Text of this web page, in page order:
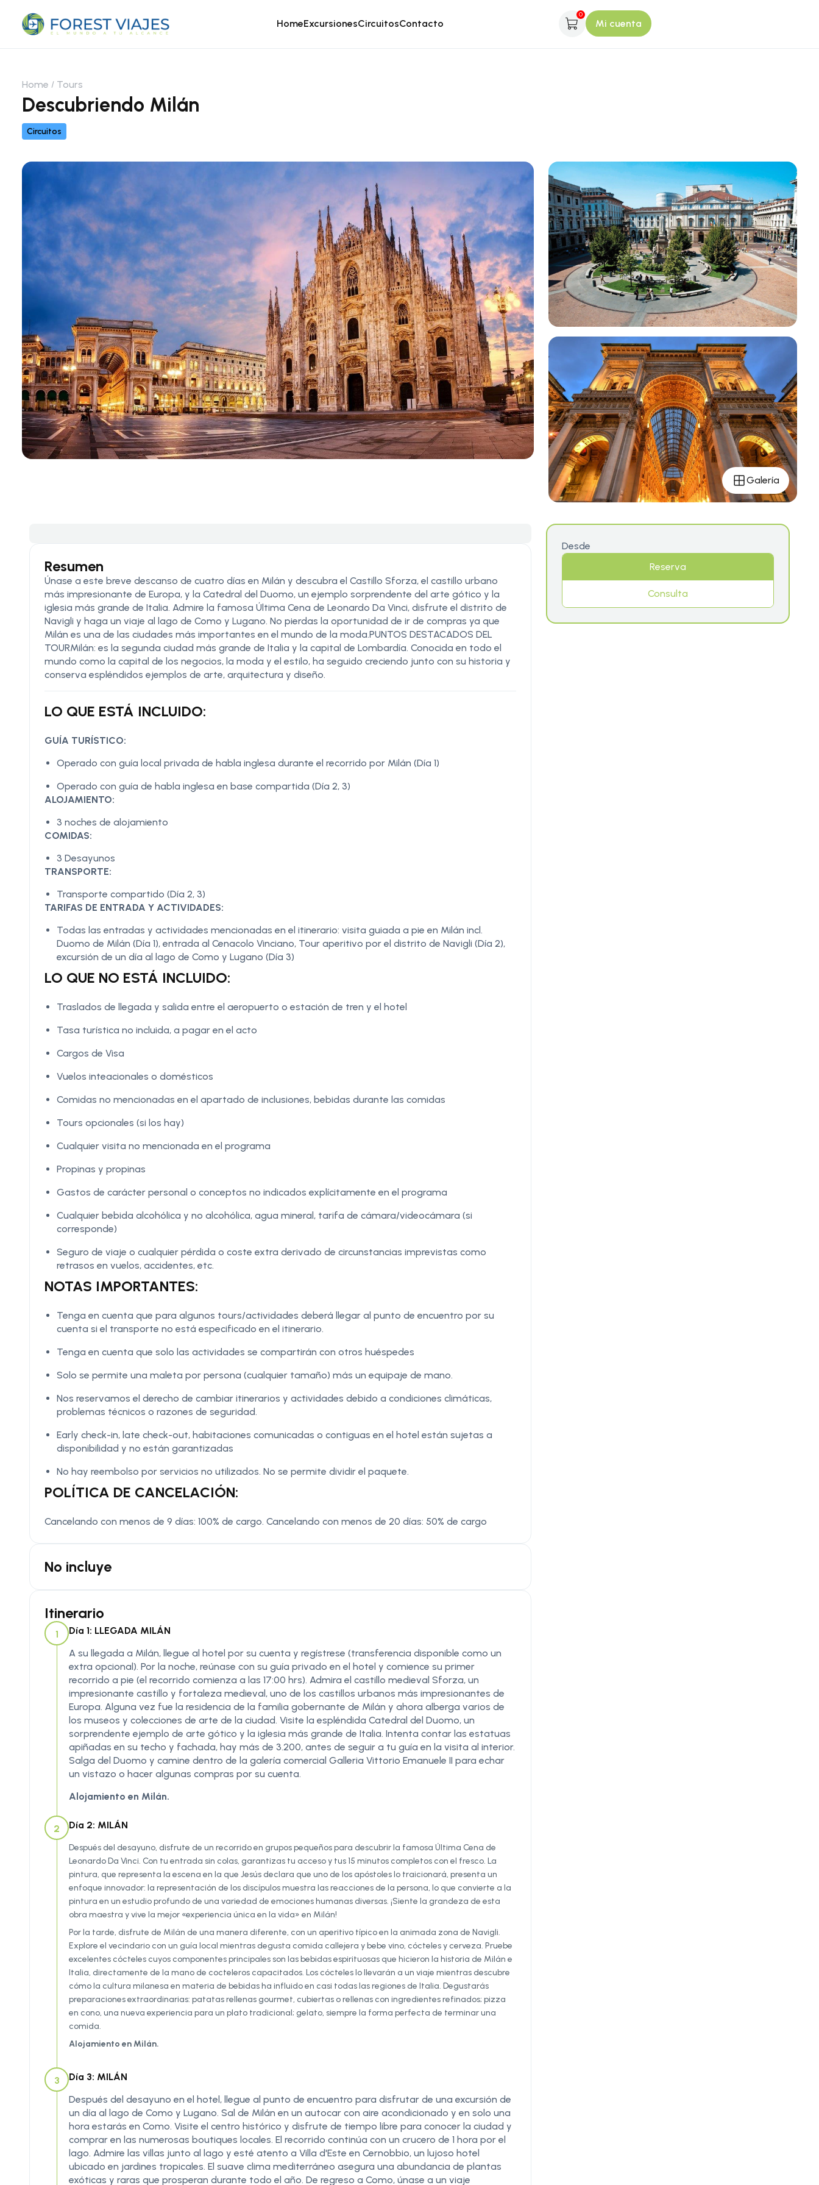
HomeExcursionesCircuitosContacto
0
Mi cuenta
Home Tours
Descubriendo Milán
Circuitos
Galería
Resumen
Únase a este breve descanso de cuatro días en Milán y descubra el Castillo Sforza, el castillo urbano
más impresionante de Europa, y la Catedral del Duomo, un ejemplo sorprendente del arte gótico y la
iglesia más grande de Italia. Admire la famosa Última Cena de Leonardo Da Vinci, disfrute el distrito de
Navigli y haga un viaje al lago de Como y Lugano. No pierdas la oportunidad de ir de compras ya que
Milán es una de las ciudades más importantes en el mundo de la moda.PUNTOS DESTACADOS DEL
TOURMilán: es la segunda ciudad más grande de Italia y la capital de Lombardía. Conocida en todo el
mundo como la capital de los negocios, la moda y el estilo, ha seguido creciendo junto con su historia y
conserva espléndidos ejemplos de arte, arquitectura y diseño.
LO QUE ESTÁ INCLUIDO:
GUÍA TURÍSTICO:
Operado con guía local privada de habla inglesa durante el recorrido por Milán (Día 1)
Operado con guía de habla inglesa en base compartida (Día 2, 3)
ALOJAMIENTO:
3 noches de alojamiento
COMIDAS:
3 Desayunos
TRANSPORTE:
Transporte compartido (Día 2, 3)
TARIFAS DE ENTRADA Y ACTIVIDADES:
Todas las entradas y actividades mencionadas en el itinerario: visita guiada a pie en Milán incl.
Duomo de Milán (Día 1), entrada al Cenacolo Vinciano, Tour aperitivo por el distrito de Navigli (Día 2),
excursión de un día al lago de Como y Lugano (Día 3)
LO QUE NO ESTÁ INCLUIDO:
Traslados de llegada y salida entre el aeropuerto o estación de tren y el hotel
Tasa turística no incluida, a pagar en el acto
Cargos de Visa
Vuelos inteacionales o domésticos
Comidas no mencionadas en el apartado de inclusiones, bebidas durante las comidas
Tours opcionales (si los hay)
Cualquier visita no mencionada en el programa
Propinas y propinas
Gastos de carácter personal o conceptos no indicados explícitamente en el programa
Cualquier bebida alcohólica y no alcohólica, agua mineral, tarifa de cámara/videocámara (si
corresponde)
Seguro de viaje o cualquier pérdida o coste extra derivado de circunstancias imprevistas como
retrasos en vuelos, accidentes, etc.
NOTAS IMPORTANTES:
Tenga en cuenta que para algunos tours/actividades deberá llegar al punto de encuentro por su
cuenta si el transporte no está especificado en el itinerario.
Tenga en cuenta que solo las actividades se compartirán con otros huéspedes
Solo se permite una maleta por persona (cualquier tamaño) más un equipaje de mano.
Nos reservamos el derecho de cambiar itinerarios y actividades debido a condiciones climáticas,
problemas técnicos o razones de seguridad.
Early check-in, late check-out, habitaciones comunicadas o contiguas en el hotel están sujetas a
disponibilidad y no están garantizadas
No hay reembolso por servicios no utilizados. No se permite dividir el paquete.
POLÍTICA DE CANCELACIÓN:
Cancelando con menos de 9 días: 100% de cargo. Cancelando con menos de 20 días: 50% de cargo
No incluye
Itinerario
1
Día 1: LLEGADA MILÁN
A su llegada a Milán, llegue al hotel por su cuenta y regístrese (transferencia disponible como un
extra opcional). Por la noche, reúnase con su guía privado en el hotel y comience su primer
recorrido a pie (el recorrido comienza a las 17:00 hrs). Admira el castillo medieval Sforza, un
impresionante castillo y fortaleza medieval, uno de los castillos urbanos más impresionantes de
Europa. Alguna vez fue la residencia de la familia gobernante de Milán y ahora alberga varios de
los museos y colecciones de arte de la ciudad. Visite la espléndida Catedral del Duomo, un
sorprendente ejemplo de arte gótico y la iglesia más grande de Italia. Intenta contar las estatuas
apiñadas en su techo y fachada, hay más de 3.200, antes de seguir a tu guía en la visita al interior.
Salga del Duomo y camine dentro de la galería comercial Galleria Vittorio Emanuele II para echar
un vistazo o hacer algunas compras por su cuenta.
Alojamiento en Milán.
2 Día 2: MILÁN
Después del desayuno, disfrute de un recorrido en grupos pequeños para descubrir la famosa Última Cena de
Leonardo Da Vinci. Con tu entrada sin colas, garantizas tu acceso y tus 15 minutos completos con el fresco. La
pintura, que representa la escena en la que Jesús declara que uno de los apóstoles lo traicionará, presenta un
enfoque innovador: la representación de los discípulos muestra las reacciones de la persona, lo que convierte a la
pintura en un estudio profundo de una variedad de emociones humanas diversas. ¡Siente la grandeza de esta
obra maestra y vive la mejor «experiencia única en la vida» en Milán!
Por la tarde, disfrute de Milán de una manera diferente, con un aperitivo típico en la animada zona de Navigli.
Explore el vecindario con un guía local mientras degusta comida callejera y bebe vino, cócteles y cerveza. Pruebe
excelentes cócteles cuyos componentes principales son las bebidas espirituosas que hicieron la historia de Milán e
Italia, directamente de la mano de cocteleros capacitados. Los cócteles lo llevarán a un viaje mientras descubre
cómo la cultura milanesa en materia de bebidas ha influido en casi todas las regiones de Italia. Degustarás
preparaciones extraordinarias: patatas rellenas gourmet, cubiertas o rellenas con ingredientes refinados; pizza
en cono, una nueva experiencia para un plato tradicional; gelato, siempre la forma perfecta de terminar una
comida.
Alojamiento en Milán.
3
Día 3: MILÁN
Después del desayuno en el hotel, llegue al punto de encuentro para disfrutar de una excursión de
un día al lago de Como y Lugano. Sal de Milán en un autocar con aire acondicionado y en solo una
hora estarás en Como. Visite el centro histórico y disfrute de tiempo libre para conocer la ciudad y
comprar en las numerosas boutiques locales. El recorrido continúa con un crucero de 1 hora por el
lago. Admire las villas junto al lago y esté atento a Villa d'Este en Cernobbio, un lujoso hotel
ubicado en jardines tropicales. El suave clima mediterráneo asegura una abundancia de plantas
exóticas y raras que prosperan durante todo el año. De regreso a Como, únase a un viaje
Desde
Reserva
Consulta